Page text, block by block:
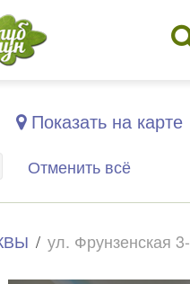
Показать на карте
Отменить всё
ул. Фрунзенская